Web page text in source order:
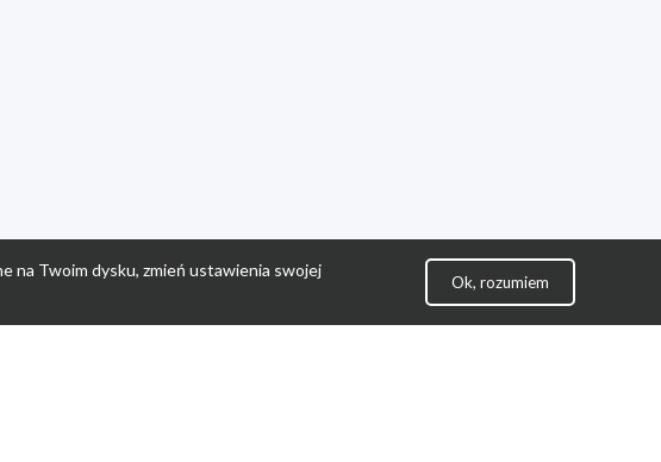
na Twoim dysku, zmień ustawienia swojej
Ok, rozumiem